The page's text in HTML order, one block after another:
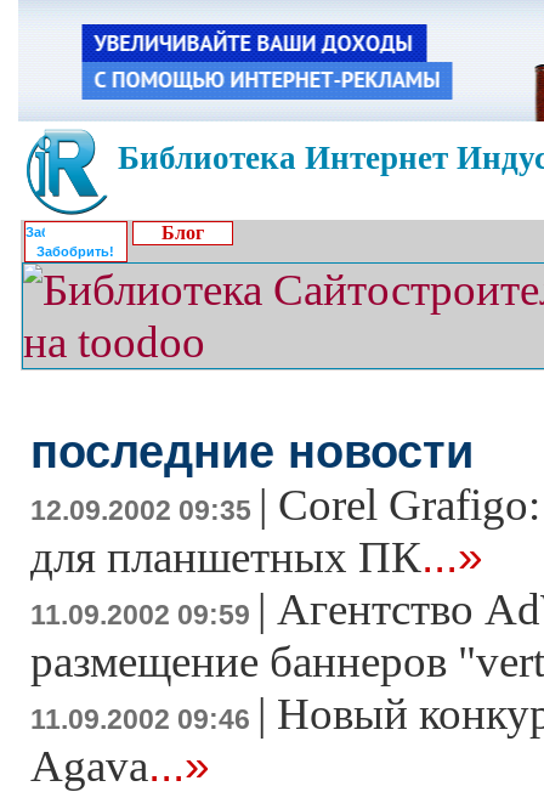
Библиотека Интернет
Забобрить!
Блог
последние новости
12.09.2002 09:35 | Corel
для планшетных ПК...»
11.09.2002 09:59 | Агентство
размещение баннеров
11.09.2002 09:46 | Новый
Agava...»